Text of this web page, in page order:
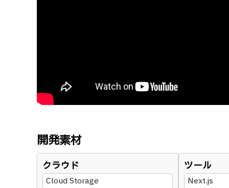
開発素材
クラウド
Cloud Storage
ツール
Next.js